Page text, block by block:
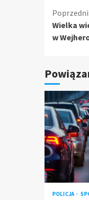
Poprzedni:
Wielka
w
POLICJA